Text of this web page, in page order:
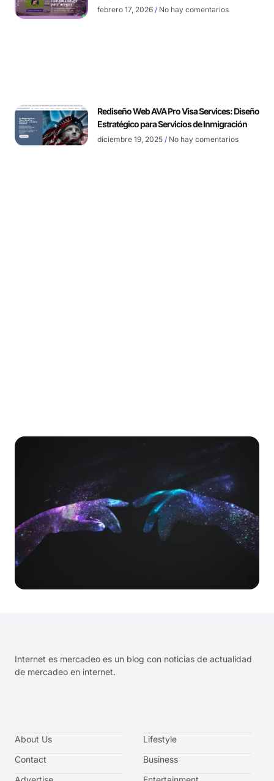
febrero 17, 2026 No hay comentarios
Rediseño Web AVA Pro Visa Services: Diseño
Estratégico para Servicios de Inmigración
diciembre 19, 2025 No hay comentarios
Internet es mercadeo es un blog con noticias de actualidad
de mercadeo en internet.
About Us
Contact
Lifestyle
Business